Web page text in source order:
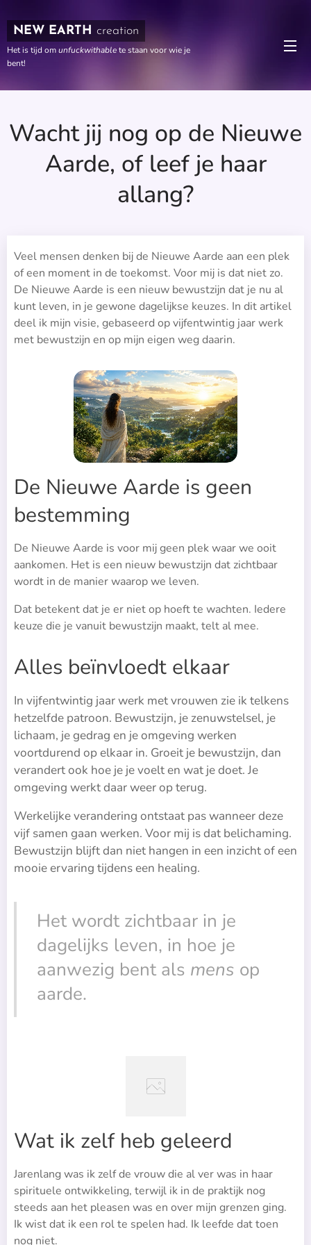
NEW EARTH creation
Het is tijd omunfuckwithablete staan voor wie je
bent!
Wacht jij nog op de Nieuwe
Aarde, of leef je haar
allang?
Veel mensen denken bij de Nieuwe Aarde aan een plek
of een moment in de toekomst. Voor mij is dat niet zo.
De Nieuwe Aarde is een nieuw bewustzijn dat je nu al
kunt leven, in je gewone dagelijkse keuzes. In dit artikel
deel ik mijn visie, gebaseerd op vijfentwintig jaar werk
met bewustzijn en op mijn eigen weg daarin.
De Nieuwe Aarde is geen
bestemming
De Nieuwe Aarde is voor mij geen plek waar we ooit
aankomen. Het is een nieuw bewustzijn dat zichtbaar
wordt in de manier waarop we leven.
Dat betekent dat je er niet op hoeft te wachten. Iedere
keuze die je vanuit bewustzijn maakt, telt al mee.
Alles beïnvloedt elkaar
In vijfentwintig jaar werk met vrouwen zie ik telkens
hetzelfde patroon. Bewustzijn, je zenuwstelsel, je
lichaam, je gedrag en je omgeving werken
voortdurend op elkaar in. Groeit je bewustzijn, dan
verandert ook hoe je je voelt en wat je doet. Je
omgeving werkt daar weer op terug.
Werkelijke verandering ontstaat pas wanneer deze
vijf samen gaan werken. Voor mij is dat belichaming.
Bewustzijn blijft dan niet hangen in een inzicht of een
mooie ervaring tijdens een healing.
Het wordt zichtbaar in je
dagelijks leven, in hoe je
aanwezig bent als mens op
aarde.
Wat ik zelf heb geleerd
Jarenlang was ik zelf de vrouw die al ver was in haar
spirituele ontwikkeling, terwijl ik in de praktijk nog
steeds aan het pleasen was en over mijn grenzen ging.
Ik wist dat ik een rol te spelen had. Ik leefde dat toen
nog niet.